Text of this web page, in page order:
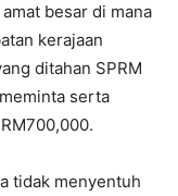
besar di mana
kerajaan
ditahan SPRM
serta
tidak menyentuh